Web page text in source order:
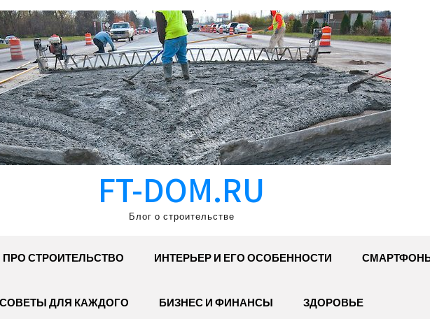
FT-DOM.RU
Блог о строительстве
ПРО СТРОИТЕЛЬСТВО ИНТЕРЬЕР И ЕГО ОСОБЕННОСТИ
СОВЕТЫ ДЛЯ КАЖДОГО БИЗНЕС И ФИНАНСЫ ЗДОРОВЬЕ